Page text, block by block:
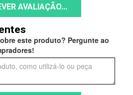
AVALIAÇÃO...
este produto? Pergunte ao